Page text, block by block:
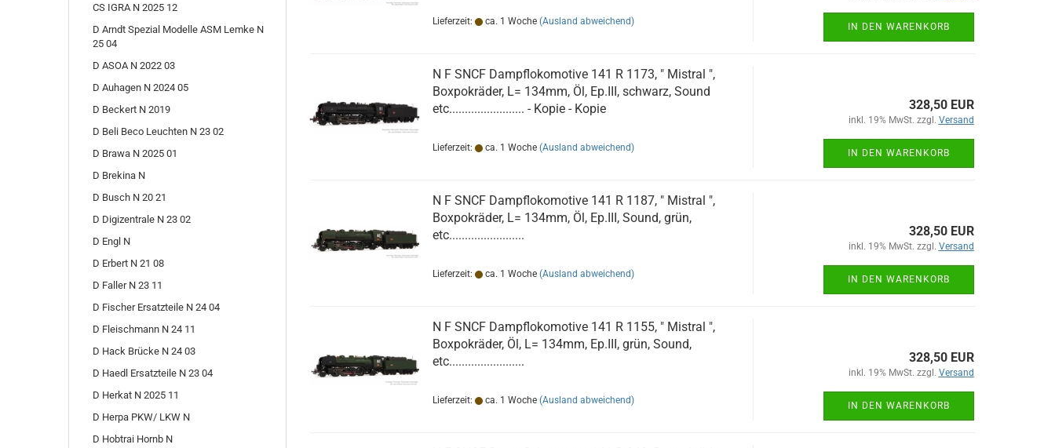
Lieferzeit: ca. 1 Woche (Ausland abweichend) IN DEN WARENKORB
N F SNCF Dampflokomotive 141 R 1173, " Mistral ",
Boxpokräder, L= 134mm, Öl, Ep.III, schwarz, Sound
etc........................ - Kopie - Kopie
Lieferzeit: ca. 1 Woche (Ausland abweichend)
328,50 EUR
inkl. 19% MwSt. zzgl. Versand
IN DEN WARENKORB
N F SNCF Dampflokomotive 141 R 1187, " Mistral ",
Boxpokräder, L= 134mm, Öl, Ep.III, Sound, grün,
etc........................
Lieferzeit: ca. 1 Woche (Ausland abweichend)
328,50 EUR
inkl. 19% MwSt. zzgl. Versand
IN DEN WARENKORB
N F SNCF Dampflokomotive 141 R 1155, " Mistral ",
Boxpokräder, Öl, L= 134mm, Ep.III, grün, Sound,
etc........................
Lieferzeit: ca. 1 Woche (Ausland abweichend)
328,50 EUR
inkl. 19% MwSt. zzgl. Versand
IN DEN WARENKORB
CS IGRA N 2025 12
D Arndt Spezial Modelle ASM Lemke N
25 04
D ASOA N 2022 03
D Auhagen N 2024 05
D Beckert N 2019
D Beli Beco Leuchten N 23 02
D Brawa N 2025 01
D Brekina N
D Busch N 20 21
D Digizentrale N 23 02
D Engl N
D Erbert N 21 08
D Faller N 23 11
D Fischer Ersatzteile N 24 04
D Fleischmann N 24 11
D Hack Brücke N 24 03
D Haedl Ersatzteile N 23 04
D Herkat N 2025 11
D Herpa PKW/ LKW N
D Hobtrai Hornb N